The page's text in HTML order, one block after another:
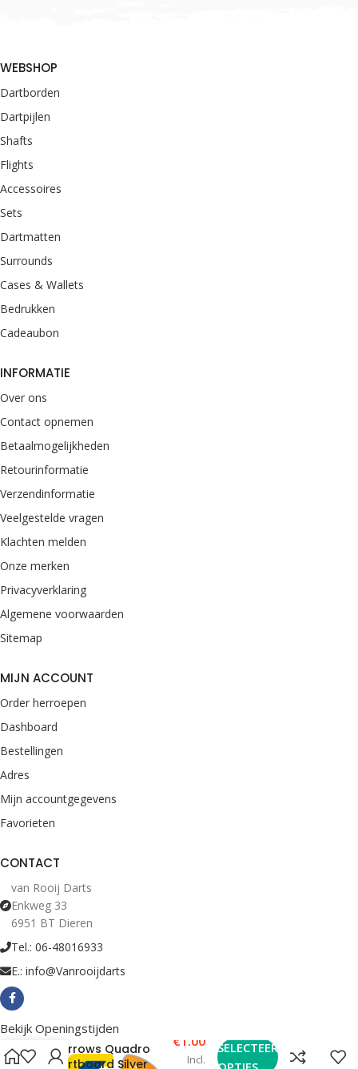
WEBSHOP
Dartborden
Dartpijlen
Shafts
Flights
Accessoires
Sets
Dartmatten
Surrounds
Cases & Wallets
Bedrukken
Cadeaubon
INFORMATIE
Over ons
Contact opnemen
Betaalmogelijkheden
Retourinformatie
Verzendinformatie
Veelgestelde vragen
Klachten melden
Onze merken
Privacyverklaring
Algemene voorwaarden
Sitemap
MIJN ACCOUNT
Order herroepen
Dashboard
Bestellingen
Adres
Mijn accountgegevens
Favorieten
CONTACT
van Rooij Darts
Enkweg 33
6951 BT Dieren
Tel.: 06-48016933
E.: info@Vanrooijdarts
Bekijk Openingstijden
Harrows Quadro
Dartboard Silver
€ 1.00
Incl.
SELECTEER